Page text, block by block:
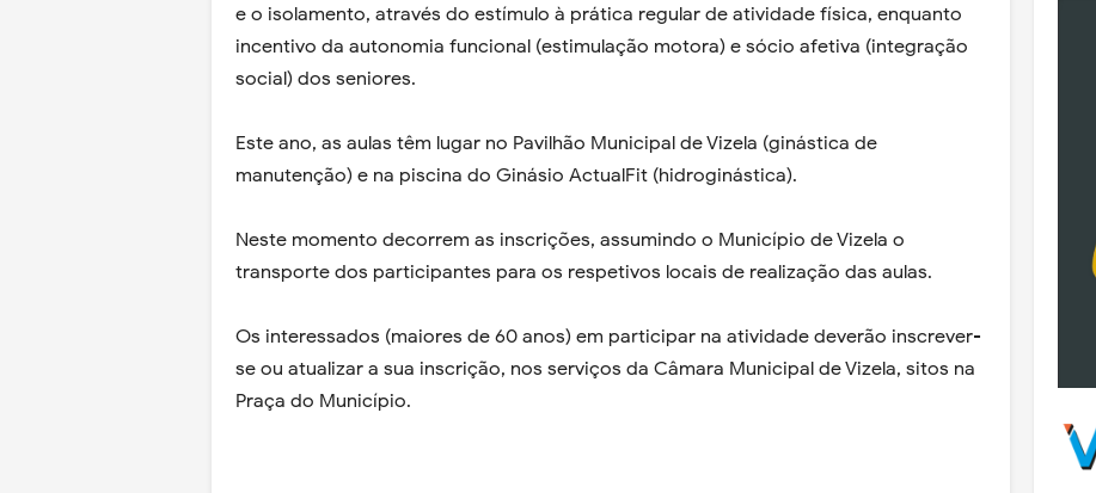
e o isolamento, através do estímulo à prática regular de atividade física, enquanto
incentivo da autonomia funcional (estimulação motora) e sócio afetiva (integração
social) dos seniores.
Este ano, as aulas têm lugar no Pavilhão Municipal de Vizela (ginástica de
manutenção) e na piscina do Ginásio ActualFit (hidroginástica).
Neste momento decorrem as inscrições, assumindo o Município de Vizela o
transporte dos participantes para os respetivos locais de realização das aulas.
Os interessados (maiores de 60 anos) em participar na atividade deverão inscrever-
se ou atualizar a sua inscrição, nos serviços da Câmara Municipal de Vizela, sitos na
Praça do Município.